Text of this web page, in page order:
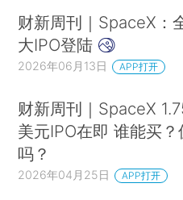
财新周刊｜SpaceX：
大IPO登陆
2026年06月13日 APP打开
财新周刊｜SpaceX
美元IPO在即 谁能买？
吗？
2026年04月25日 APP打开